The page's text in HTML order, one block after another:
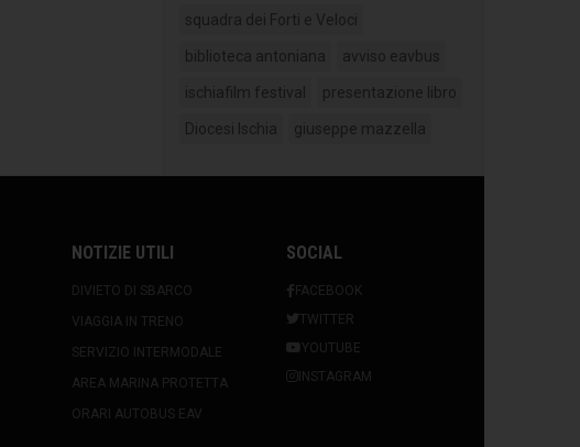
squadra dei Forti e Veloci
biblioteca antoniana avviso eavbus
ischiafilm festival presentazione libro
Diocesi Ischia giuseppe mazzella
NOTIZIE UTILI
DIVIETO DI SBARCO
VIAGGIA IN TRENO
SERVIZIO INTERMODALE
AREA MARINA PROTETTA
ORARI AUTOBUS EAV
SOCIAL
FACEBOOK
TWITTER
YOUTUBE
INSTAGRAM